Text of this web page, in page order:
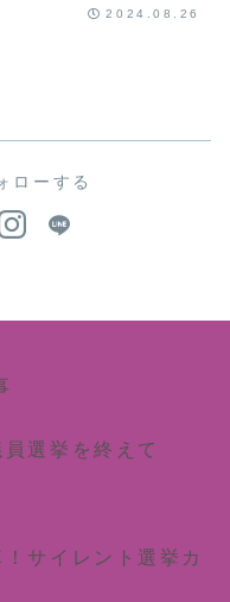
2024.08.26
ローする
選挙を終えて
サイレント選挙カ